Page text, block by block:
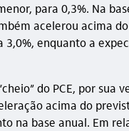
para 0,3%. Na
acelerou acima
3,0%, enquanto a
do PCE, por sua
acima do
na base anual. Em